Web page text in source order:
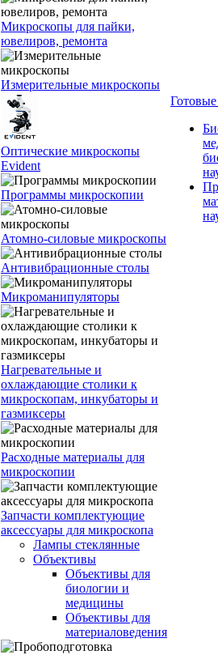
Микроскопы для пайки,
ювелиров, ремонта
Измерительные микроскопы
Оптические микроскопы
Evident
Программы микроскопии
Атомно-силовые микроскопы
Антивибрационные столы
Микроманипуляторы
Нагревательные и
охлаждающие столики к
микроскопам, инкубаторы и
газмиксеры
Расходные материалы для
микроскопии
Запчасти комплектующие
аксессуары для микроскопа
Лампы стеклянные
Объективы
Объективы для
биологии и
медицины
Объективы для
материаловедения